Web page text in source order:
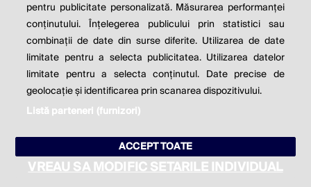
pentru publicitate personalizată. Măsurarea performanței
conținutului. Înțelegerea publicului prin statistici sau
combinații de date din surse diferite. Utilizarea de date
limitate pentru a selecta publicitatea. Utilizarea datelor
limitate pentru a selecta conținutul. Date precise de
geolocație și identificarea prin scanarea dispozitivului.
Listă parteneri (furnizori)
ACCEPT TOATE
VREAU SA MODIFIC SETARILE INDIVIDUAL